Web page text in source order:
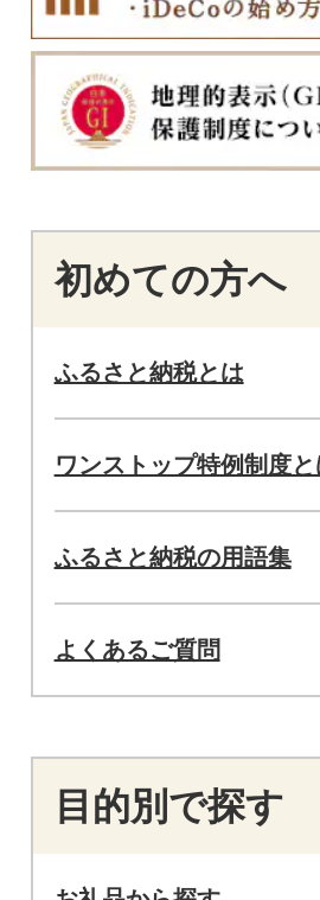
初めての方へ
ふるさと納税とは
ワンストップ特例制度と
ふるさと納税の用語集
よくあるご質問
目的別で探す